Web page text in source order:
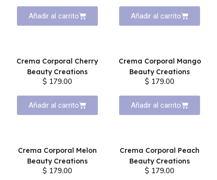
Añadir al carrito Añadir al carrito
Crema Corporal Cherry
Beauty Creations
$ 179.00
Añadir al carrito
Crema Corporal Mango
Beauty Creations
$ 179.00
Añadir al carrito
Crema Corporal Melon
Beauty Creations
$ 179.00
Crema Corporal Peach
Beauty Creations
$ 179.00